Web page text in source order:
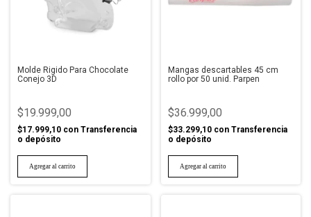
Molde Rigido Para Chocolate
Conejo 3D
$19.999,00
$17.999,10 con Transferencia
o depósito
Mangas descartables 45 cm
rollo por 50 unid. Parpen
$36.999,00
$33.299,10 con Transferencia
o depósito